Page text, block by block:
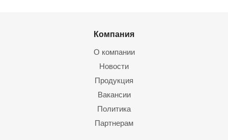
Компания
О компании
Новости
Продукция
Вакансии
Политика
Партнерам